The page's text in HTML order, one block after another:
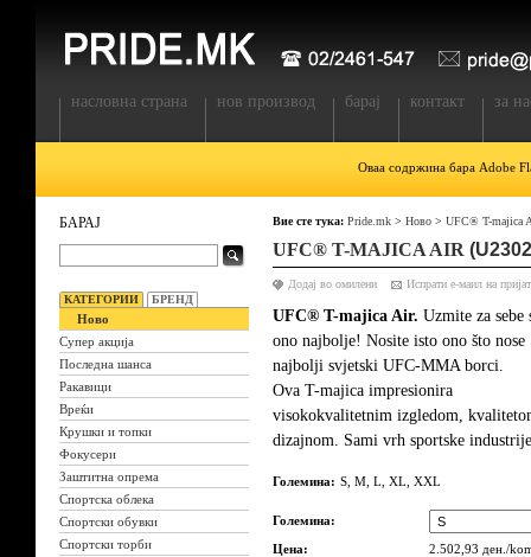
насловна страна нов производ барај контакт за
Оваа содржина бара Adobe
БАРАЈ
КАТЕГОРИИ БРЕНД
Ново
Супер акција
Последна шанса
Ракавици
Вреќи
Крушки и топки
Фокусери
Заштитна опрема
Спортска облека
Спортски обувки
Спортски торби
Вие сте тука: Pride.mk > Ново > UFC® T-majica
UFC® T-MAJICA AIR
Додај во омилени
UFC® T-majica Air. Uzmite za sebe
ono najbolje! Nosite isto ono što nose
najbolji svjetski UFC-MMA borci.
Ova T-majica impresionira
visokokvalitetnim izgledom,
dizajnom. Sami vrh sportske
Големина: S, M, L, XL, XXL
Големина:
Цена:
2.502,93 ден./